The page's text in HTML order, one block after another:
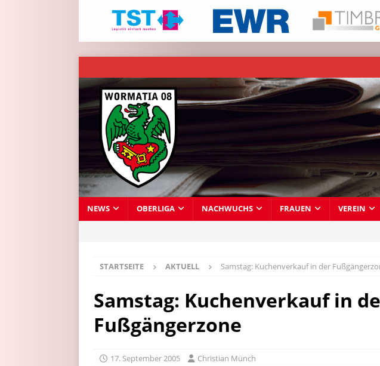
NEWS OBERLIGA NACHWUCHS FRAUEN VEREIN
STARTSEITE AKTUELL Samstag: Kuchenverkauf in der
Samstag: Kuchenverkauf in
Fußgängerzone
17. September 2005 Christian Münch